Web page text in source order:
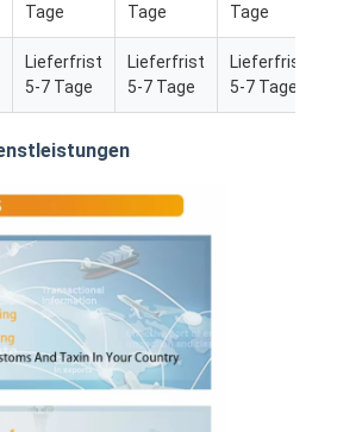
Tage
Tage
Tage
Lieferfrist
5-7 Tage
Lieferfrist
5-7 Tage
Lieferfrist
5-7 Tage